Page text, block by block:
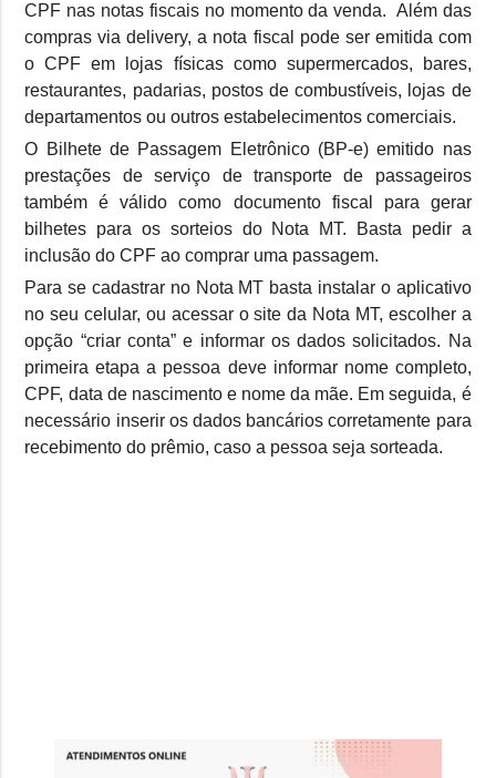
CPF nas notas fiscais no momento da venda. Além das
compras via delivery, a nota fiscal pode ser emitida com
o CPF em lojas físicas como supermercados, bares,
restaurantes, padarias, postos de combustíveis, lojas de
departamentos ou outros estabelecimentos comerciais.
O Bilhete de Passagem Eletrônico (BP-e) emitido nas
prestações de serviço de transporte de passageiros
também é válido como documento fiscal para gerar
bilhetes para os sorteios do Nota MT. Basta pedir a
inclusão do CPF ao comprar uma passagem.
Para se cadastrar no Nota MT basta instalar o aplicativo
no seu celular, ou acessar o site da Nota MT, escolher a
opção “criar conta” e informar os dados solicitados. Na
primeira etapa a pessoa deve informar nome completo,
CPF, data de nascimento e nome da mãe. Em seguida, é
necessário inserir os dados bancários corretamente para
recebimento do prêmio, caso a pessoa seja sorteada.